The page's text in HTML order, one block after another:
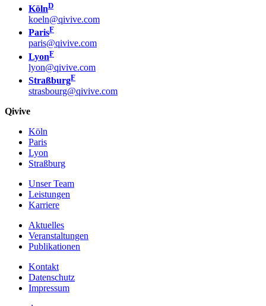
KölnD
koeln@qivive.com
ParisF
paris@qivive.com
LyonF
lyon@qivive.com
StraßburgF
strasbourg@qivive.com
Qivive
Köln
Paris
Lyon
Straßburg
Unser Team
Leistungen
Karriere
Aktuelles
Veranstaltungen
Publikationen
Kontakt
Datenschutz
Impressum